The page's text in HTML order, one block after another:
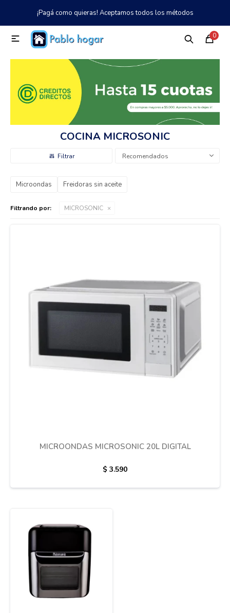
¡Pagá como quieras! Aceptamos todos los métodos
0

COCINA MICROSONIC
Recomendados
Microondas Freidoras sin aceite
Filtrando por: MICROSONIC
MICROONDAS MICROSONIC 20L DIGITAL
$ 3.590
MI CUENTA
Catálogo Tienda 097 997 042
Climatización
Tecnología
Aire libre y Jardín
Cuidado personal
Lavado y secado